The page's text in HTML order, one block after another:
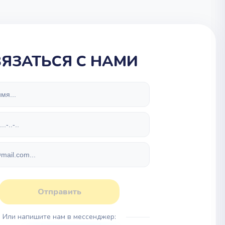
С НАМИ
Отправить
Или напишите нам в мессенджер: